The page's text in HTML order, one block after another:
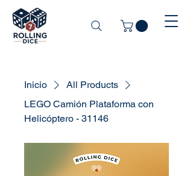
Inicio
All Products
LEGO Camión Plataforma con
Helicóptero - 31146